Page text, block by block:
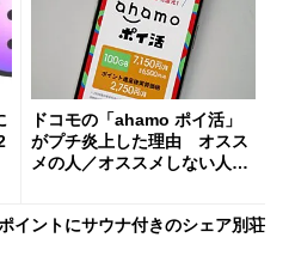
ドコモの「ahamo ポイ活」
がプチ炎上した理由 オスス
メの人／オススメしない人を
イントにサウナ付きのシェア別荘